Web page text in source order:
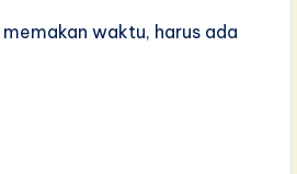
waktu, harus ada